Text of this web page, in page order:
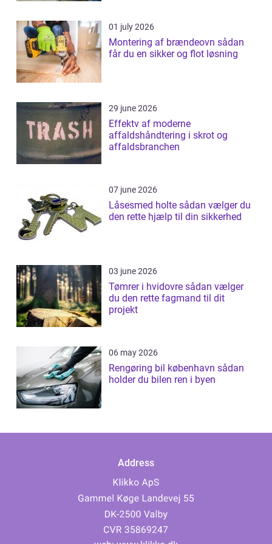
01 july 2026
Montering af brændeovn sådan
får du en sikker og flot løsning
29 june 2026
Effektv af moderne
affaldshåndtering i skrot og
affaldsbranchen
07 june 2026
Låsesmed holte sådan vælger du
den rette hjælp til din sikkerhed
03 june 2026
Tømrer i hvidovre sådan vælger
du den rette fagmand til dit
projekt
06 may 2026
Rengøring bil københavn sådan
holder du bilen ren i byen
Address